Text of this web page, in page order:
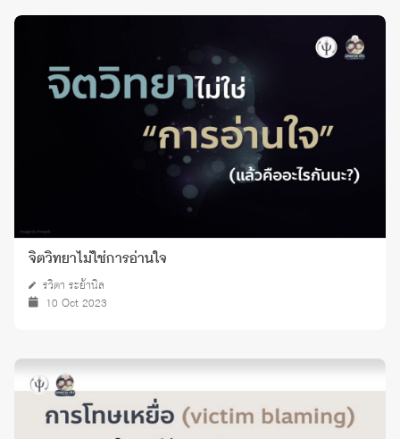
จิตวิทยาไม่ใช่การอ่านใจ
รวิตา ระย้านิล
10 Oct 2023